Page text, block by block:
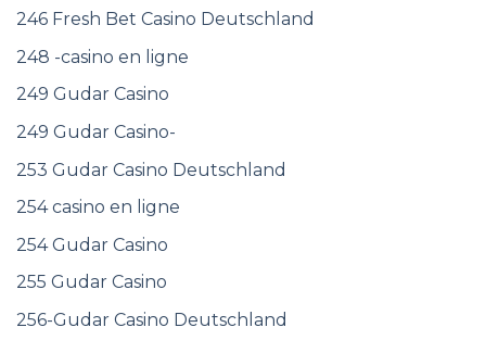
246 Fresh Bet Casino Deutschland
248 -casino en ligne
249 Gudar Casino
249 Gudar Casino-
253 Gudar Casino Deutschland
254 casino en ligne
254 Gudar Casino
255 Gudar Casino
256-Gudar Casino Deutschland